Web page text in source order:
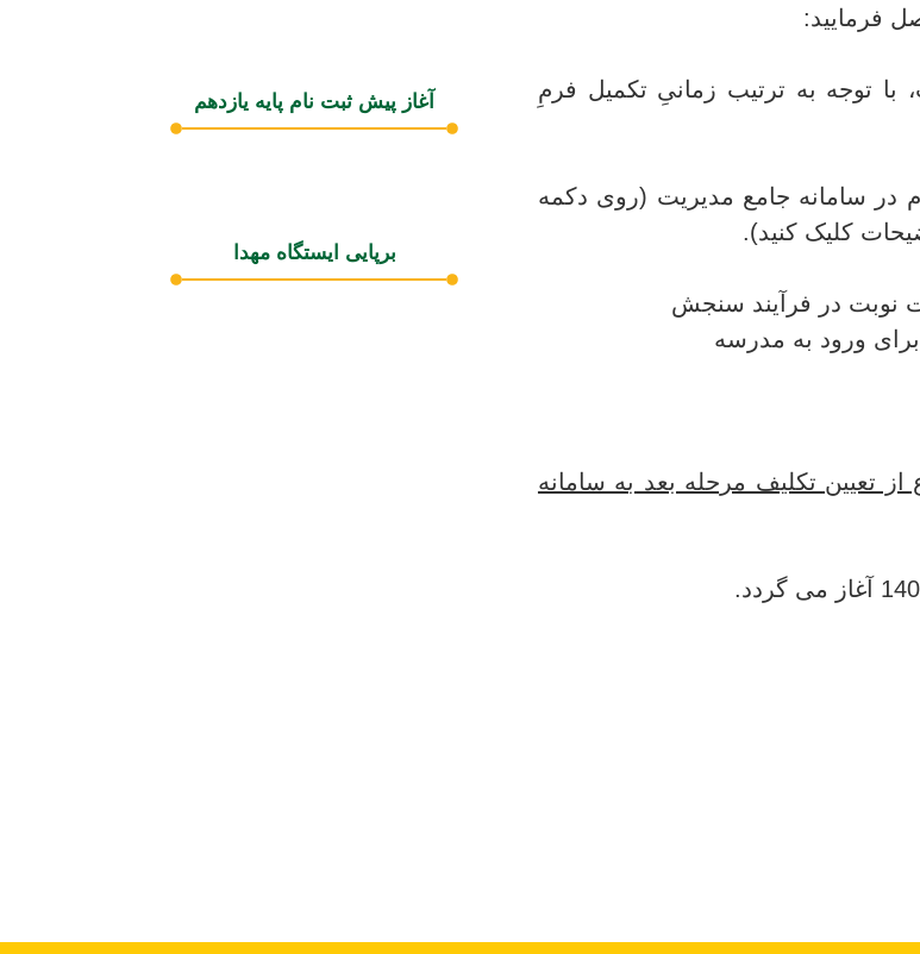
توجه به ترتیب زمانیِ تکمیل فرمِ
در سامانه جامع مدیریت (روی دکمه
کلیک کنید).
نوبت در فرآیند سنجش
ورود به مدرسه
3 روز برای اطلاع از تعیین تکلیف مرحله بعد به سامانه
آغاز پیش ثبت نام پایه یازدهم
برپایی ایستگاه مهدا